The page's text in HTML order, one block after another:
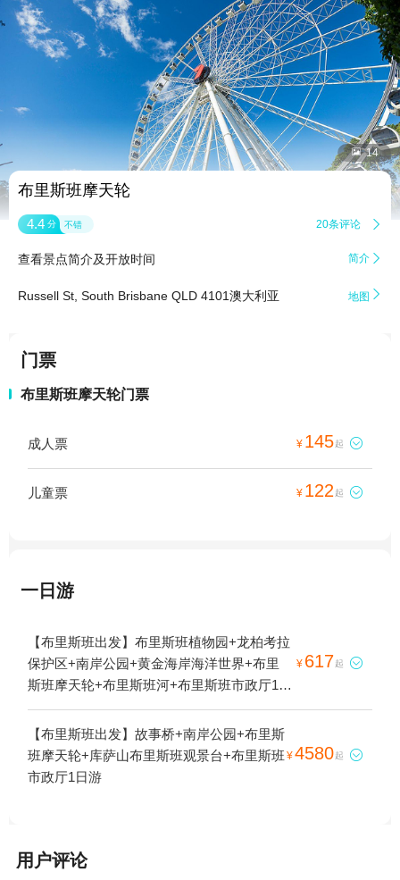
 14
布里斯班摩天轮
4.4 分 不错 20条评论 
查看景点简介及开放时间 简介 
Russell St, South Brisbane QLD 4101澳大利亚 地图 
门票
布里斯班摩天轮门票
成人票 ¥ 145起 
儿童票 ¥ 122 起 
一日游
【布里斯班出发】布里斯班植物园+龙柏考拉
保护区+南岸公园+黄金海岸海洋世界+布里
斯班摩天轮+布里斯班河+布里斯班市政厅1日
游
¥ 617起 
【布里斯班出发】故事桥+南岸公园+布里斯
班摩天轮+库萨山布里斯班观景台+布里斯班
市政厅1日游
¥4580起 
用户评论
